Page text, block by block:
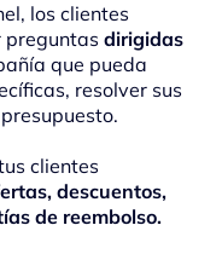
los clientes
preguntas dirigidas
que pueda
resolver sus
clientes
descuentos,
de reembolso.